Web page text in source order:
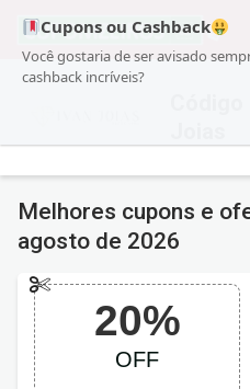
Cupons ou Cashback
Você gostaria de ser avisado
cashback incríveis?
Melhores cupons e
agosto de 2026
20%
OFF